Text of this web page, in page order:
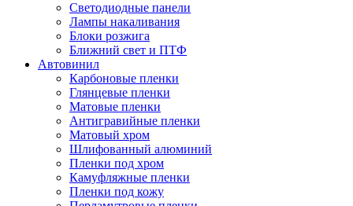
Светодиодные панели
Лампы накаливания
Блоки розжига
Ближний свет и ПТФ
Автовинил
Карбоновые пленки
Глянцевые пленки
Матовые пленки
Антигравийные пленки
Матовый хром
Шлифованный алюминий
Пленки под хром
Камуфляжные пленки
Пленки под кожу